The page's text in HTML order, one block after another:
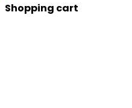
Shopping cart